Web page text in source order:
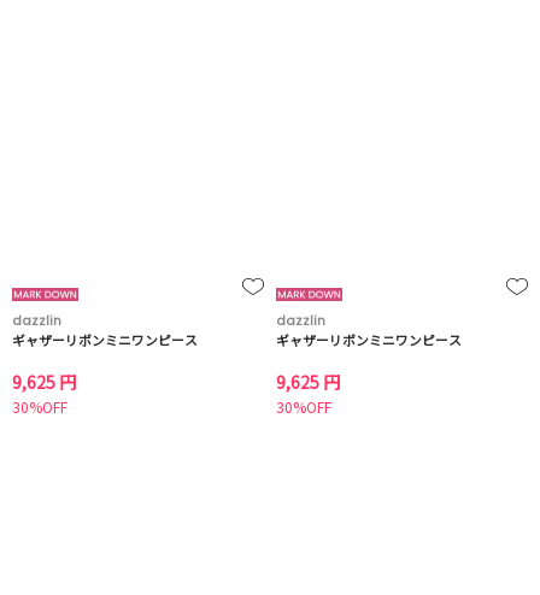
dazzlin
ギャザーリボンミニワンピース
9,625 円
30%OFF
dazzlin
ギャザーリボンミニワンピース
9,625 円
30%OFF